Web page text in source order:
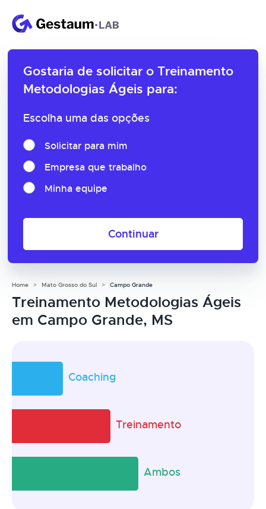
Gostaria de solicitar o Treinamento
Metodologias Ágeis para:
Escolha uma das opções
Solicitar para mim
Empresa que trabalho
Minha equipe
Continuar
Home Mato Grosso do Sul Campo Grande
Treinamento Metodologias Ágeis
em Campo Grande, MS